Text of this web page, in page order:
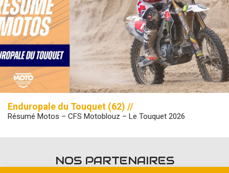
Enduropale du Touquet (62) //
Résumé Motos – CFS Motoblouz – Le Touquet 2026
NOS PARTENAIRES